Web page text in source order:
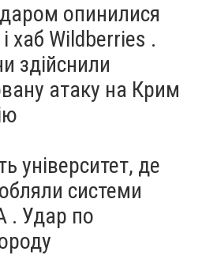
опинилися
хаб Wildberries .
здійснили
атаку на Крим
університет, де
системи
. Удар по